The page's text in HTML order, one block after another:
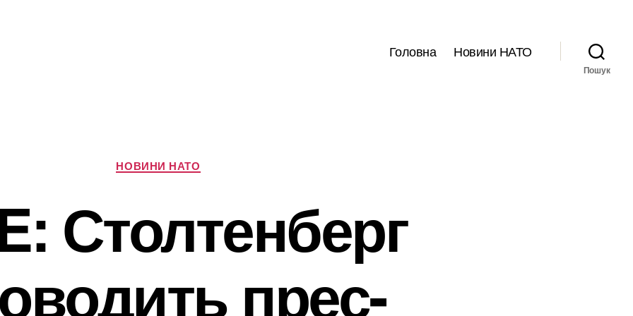
Головна Новини НАТО
Пошук
Категорії
НОВИНИ НАТО
Столтенберг
прес-